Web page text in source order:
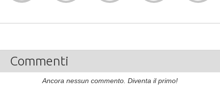
Commenti
Ancora nessun commento. Diventa il primo!